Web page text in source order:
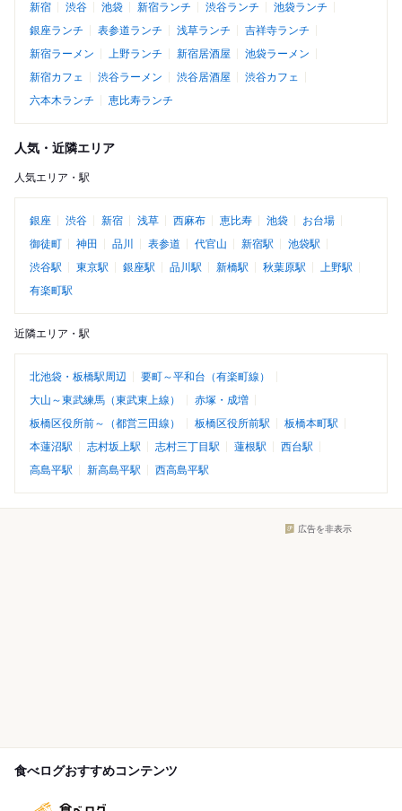
新宿 渋谷 池袋 新宿ランチ 渋谷ランチ
池袋ランチ
銀座ランチ
表参道ランチ 浅草ランチ
吉祥寺ランチ
新宿ラーメン
上野ランチ 新宿居酒屋
池袋ラーメン
新宿カフェ
渋谷ラーメン 渋谷居酒屋
渋谷カフェ
六本木ランチ
恵比寿ランチ
人気・近隣エリア
人気エリア・駅
銀座 渋谷 新宿 浅草 西麻布 恵比寿 池袋
お台場
御徒町
神田 品川 表参道 代官山 新宿駅
池袋駅
渋谷駅
東京駅 銀座駅 品川駅 新橋駅 秋葉原駅
上野駅
有楽町駅
近隣エリア・駅
北池袋・板橋駅周辺
要町～平和台（有楽町線）
大山～東武練馬（東武東上線）
赤塚・成増
板橋区役所前～（都営三田線）
板橋区役所前駅
板橋本町駅
本蓮沼駅
志村坂上駅 志村三丁目駅 蓮根駅
西台駅
高島平駅
新高島平駅 西高島平駅
広告を非表示
食べログおすすめコンテンツ